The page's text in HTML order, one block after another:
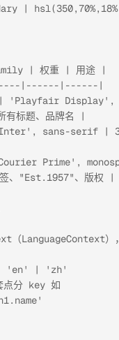
|
| 权重 | 用途 |
|------|------|
'Playfair
标题、品牌名 |
sans-serif |
Prime',
、"Est.1957"、版权 |
（LanguageContext）
: 'en' | 'zh'
分 key 如